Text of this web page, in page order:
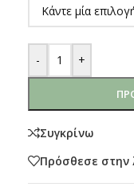
- +
Συγκρίνω
Πρόσθεσε στην